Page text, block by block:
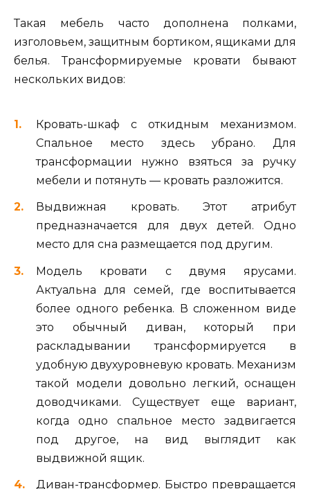
Такая мебель часто дополнена полками,
изголовьем, защитным бортиком, ящиками для
белья. Трансформируемые кровати бывают
нескольких видов:
Кровать-шкаф с откидным механизмом.
Спальное место здесь убрано. Для
трансформации нужно взяться за ручку
мебели и потянуть — кровать разложится.
Выдвижная кровать. Этот атрибут
предназначается для двух детей. Одно
место для сна размещается под другим.
Модель кровати с двумя ярусами.
Актуальна для семей, где воспитывается
более одного ребенка. В сложенном виде
это обычный диван, который при
раскладывании трансформируется в
удобную двухуровневую кровать. Механизм
такой модели довольно легкий, оснащен
доводчиками. Существует еще вариант,
когда одно спальное место задвигается
под другое, на вид выглядит как
выдвижной ящик.
Диван-трансформер. Быстро превращается